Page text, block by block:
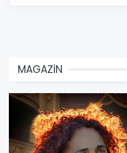
MAGAZİN